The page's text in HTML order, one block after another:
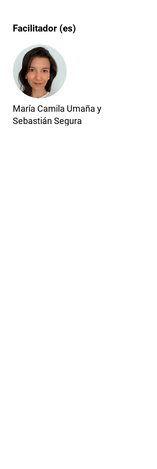
Facilitador (es)
María Camila Umaña y
Sebastián Segura